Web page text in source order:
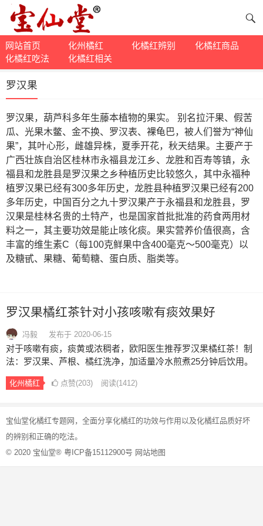
网站首页 化州橘红 化橘红辨别
化橘红商品
化橘红吃法
化橘红相关
罗汉果
罗汉果，葫芦科多年生藤本植物的果实。 别名拉汗果、假苦
瓜、光果木鳖、金不换、罗汉表、裸龟巴，被人们誉为“神仙
果”，其叶心形，雌雄异株，夏季开花，秋天结果。主要产于
广西壮族自治区桂林市永福县龙江乡、龙胜和百寿等镇，永
福县和龙胜县是罗汉果之乡种植历史比较悠久，其中永福种
植罗汉果已经有300多年历史，龙胜县种植罗汉果已经有200
多年历史，中国百分之九十罗汉果产于永福县和龙胜县，罗
汉果是桂林名贵的土特产，也是国家首批批准的药食两用材
料之一，其主要功效是能止咳化痰。果实营养价值很高，含
丰富的维生素C（每100克鲜果中含400毫克～500毫克）以
及糖甙、果糖、葡萄糖、蛋白质、脂类等。
罗汉果橘红茶针对小孩咳嗽有痰效果好
冯毅 发布于 2020-06-15
对于咳嗽有痰，痰黄或浓稠者，欧阳医生推荐罗汉果橘红茶！制
法：罗汉果、芦根、橘红洗净，加适量冷水煎煮25分钟后饮用。
制法：罗汉果、芦根、橘红洗净，加适量冷水煎煮25分钟后饮
用。制法：罗汉果、芦根、橘红洗净，加适量冷水煎煮25分钟后
化州橘红 点赞(203) 阅读(1412)
章
导
宝仙堂化橘红专题网，全面分享化橘红的功效与作用 以及化橘红品质好坏
的辨别和正确的吃法。
© 2020 宝仙堂® 粤ICP备15112900号 网站地图